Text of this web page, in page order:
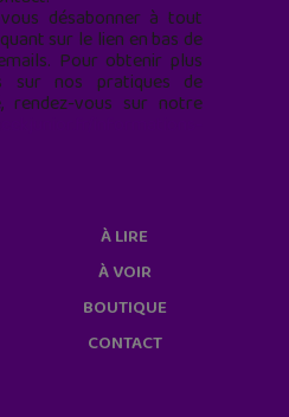
désabonner à tout
sur le lien en bas de
Pour obtenir plus
sur nos pratiques de
rendez-vous sur notre
À LIRE
À VOIR
BOUTIQUE
CONTACT